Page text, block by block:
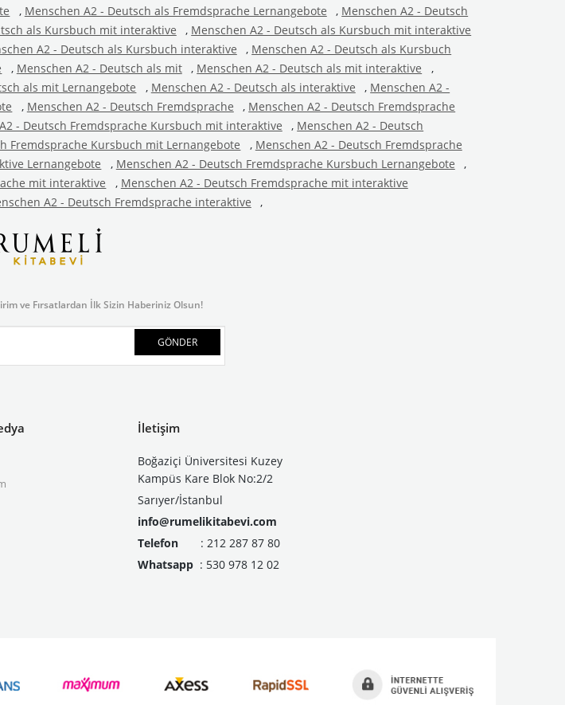
, Menschen A2 - Deutsch als Fremdsprache Lernangebote , Menschen A2 - Deutsch
als Kursbuch mit interaktive , Menschen A2 - Deutsch als Kursbuch mit interaktive
A2 - Deutsch als Kursbuch interaktive , Menschen A2 - Deutsch als Kursbuch
, Menschen A2 - Deutsch als mit , Menschen A2 - Deutsch als mit interaktive
,
als mit Lernangebote , Menschen A2 - Deutsch als interaktive , Menschen A2 -
, Menschen A2 - Deutsch Fremdsprache , Menschen A2 - Deutsch Fremdsprache
- Deutsch Fremdsprache Kursbuch mit interaktive , Menschen A2 - Deutsch
Fremdsprache Kursbuch mit Lernangebote , Menschen A2 - Deutsch Fremdsprache
Lernangebote , Menschen A2 - Deutsch Fremdsprache Kursbuch Lernangebote
,
mit interaktive , Menschen A2 - Deutsch Fremdsprache mit interaktive
A2 - Deutsch Fremdsprache interaktive ,
ve Fırsatlardan İlk Sizin Haberiniz Olsun!
GÖNDER
İletişim
Boğaziçi Üniversitesi Kuzey
Kampüs Kare Blok No:2/2
Sarıyer/İstanbul
info@rumelikitabevi.com
Telefon : 212 287 87 80
Whatsapp : 530 978 12 02